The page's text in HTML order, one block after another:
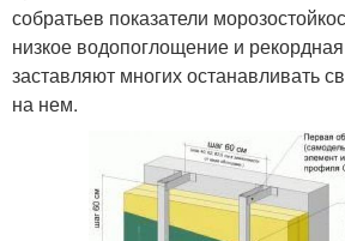
собратьев показатели
низкое водопоглощение и
заставляют многих останавливать
на нем.